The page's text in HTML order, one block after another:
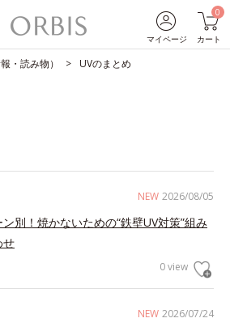
マイページ
0
カート
・読み物） UVのまとめ
NEW 2026/08/05
ン別！焼かないための“鉄壁UV対策”組み
せ
0 view
NEW 2026/07/24